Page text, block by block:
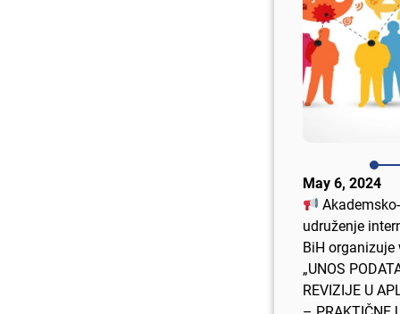
May 6, 2024
udruženje
BiH organizuje
„UNOS
REVIZIJE U